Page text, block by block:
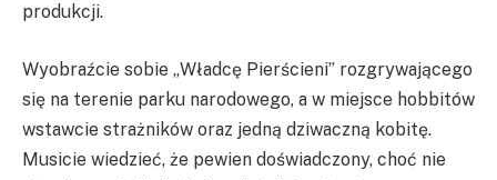
produkcji.
Wyobraźcie sobie „Władcę Pierścieni” rozgrywającego
się na terenie parku narodowego, a w miejsce hobbitów
wstawcie strażników oraz jedną dziwaczną kobitę.
Musicie wiedzieć, że pewien doświadczony, choć nie